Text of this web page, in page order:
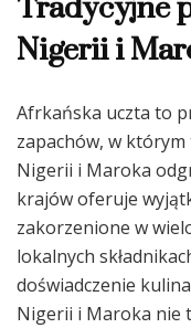
Nigerii i
Afrkańska uczta to
zapachów, w
Nigerii i Maroka
krajów oferuje
zakorzenione w
lokalnych
doświadczenie
Nigerii i Maroka nie